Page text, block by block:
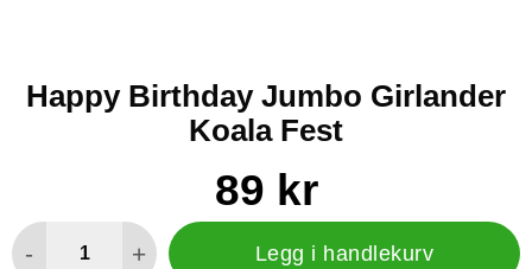
Happy Birthday Jumbo Girlander
Koala Fest
Handle dette produktet, Happy Birthday Jumbo Girlander
pris
89 kr
- + Legg i handlekurv